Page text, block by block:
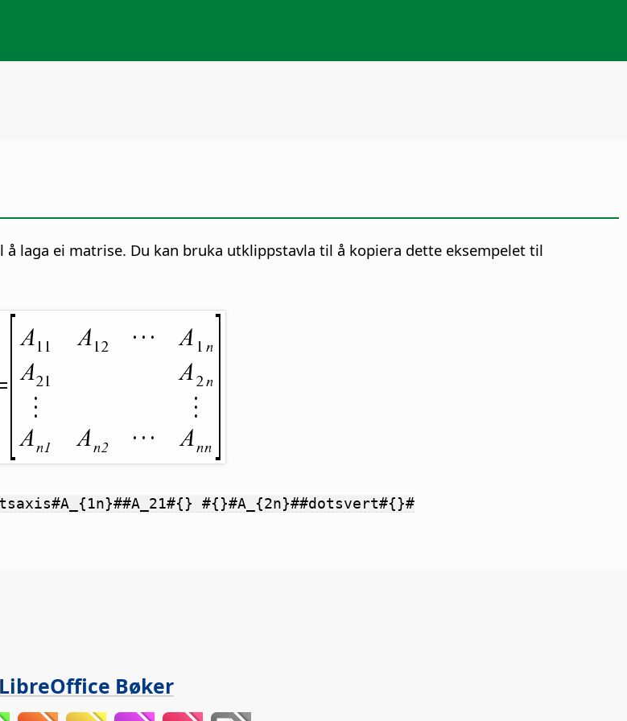
å laga ei matrise. Du kan bruka utklippstavla til å kopiera dette eksempelet til
#{}#A_{2n}##dotsvert#{}#
LibreOffice Bøker